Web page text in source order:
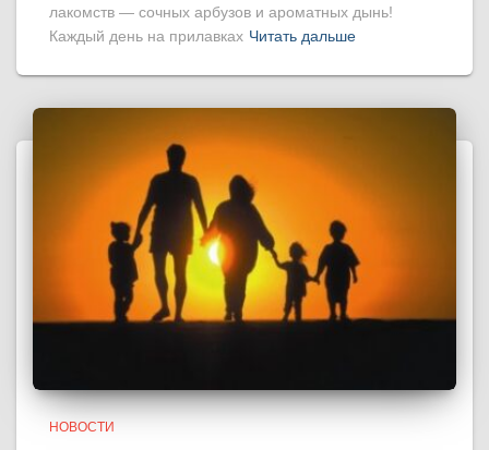
лакомств — сочных арбузов и ароматных дынь!
Каждый день на прилавках Читать дальше
НОВОСТИ